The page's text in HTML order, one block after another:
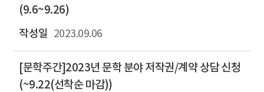
(9.6~9.26)
2023.09.06
[문학주간]2023년 문학 분야 저작권/계약 상담 신청
(~9.22(선착순 마감))